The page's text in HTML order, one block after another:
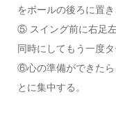
をボールの後ろに置
⑤ スイング前に右足
同時にしてもう一度
⑥心の準備ができたら
とに集中する。